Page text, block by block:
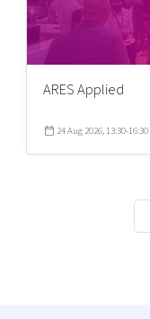
ARES Applied
24 Aug 2026, 13:30-16:30